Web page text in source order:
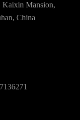
Mansion,
China